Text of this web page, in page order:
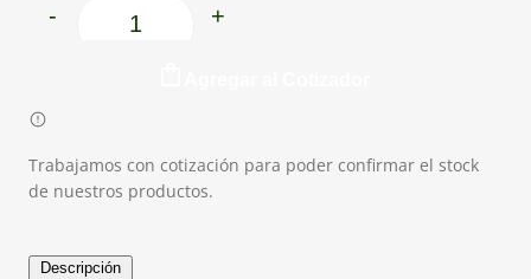
Peral cantidad
- +
Trabajamos con cotización para poder confirmar el stock
de nuestros productos.
Descripción